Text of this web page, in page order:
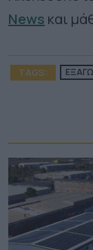
News και
TAGS: